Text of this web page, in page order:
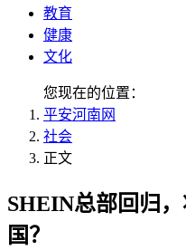
教育
健康
文化
您现在的位置：
平安河南网
社会
正文
SHEIN总部回归
国？